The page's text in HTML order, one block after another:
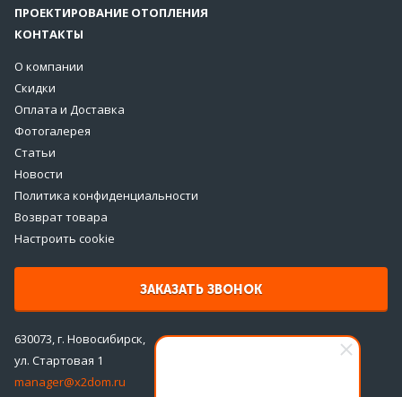
ПРОЕКТИРОВАНИЕ ОТОПЛЕНИЯ
КОНТАКТЫ
О компании
Скидки
Оплата и Доставка
Фотогалерея
Статьи
Новости
Политика конфиденциальности
Возврат товара
Настроить cookie
ЗАКАЗАТЬ ЗВОНОК
630073, г. Новосибирск,
ул. Стартовая 1
manager@x2dom.ru